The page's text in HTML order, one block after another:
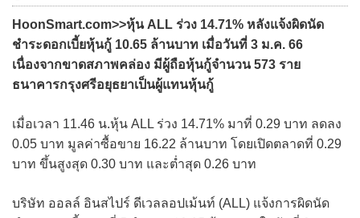
HoonSmart.com>>หุ้น ALL ร่วง 14.71% หลังแจ้งผิดนัด
ชำระดอกเบี้ยหุ้นกู้ 10.65 ล้านบาท เมื่อวันที่ 3 ม.ค. 66
เนื่องจากขาดสภาพคล่อง มีผู้ถือหุ้นกู้จำนวน 573 ราย
ธนาคารกรุงศรีอยุธยาเป็นผู้แทนหุ้นกู้
เมื่อเวลา 11.46 น.หุ้น ALL ร่วง 14.71% มาที่ 0.29 บาท ลดลง
0.05 บาท มูลค่าซื้อขาย 16.22 ล้านบาท โดยเปิดตลาดที่ 0.29
บาท ขึ้นสูงสุด 0.30 บาท และต่ำสุด 0.26 บาท
บริษัท ออลล์ อินสไปร์ ดีเวลลอปเม้นท์ (ALL) แจ้งการผิดนัด